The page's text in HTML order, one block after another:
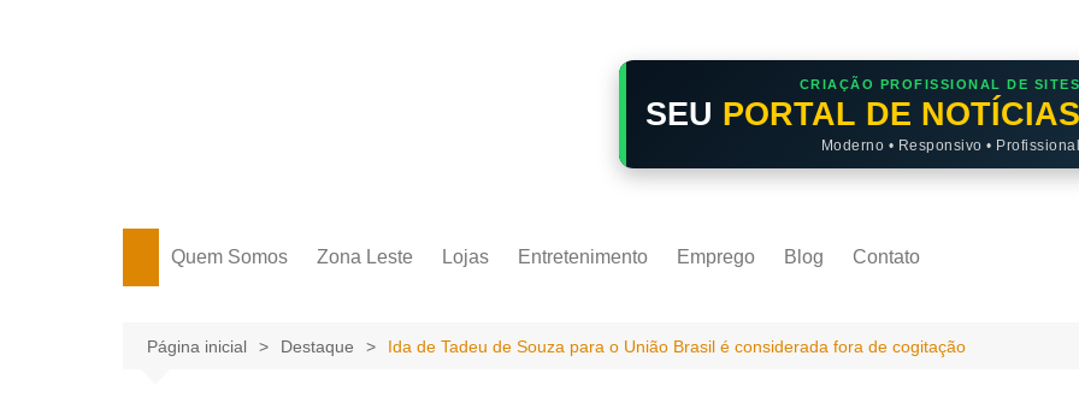
CRIAÇÃO PROFISSIONAL DE SITES
SEU PORTAL DE NOTÍCIAS
Moderno • Responsivo • Profissional
Quem Somos Zona Leste Lojas Entretenimento Emprego Blog Contato
Página inicial Destaque Ida de Tadeu de Souza para o União Brasil é considerada fora de cogitação